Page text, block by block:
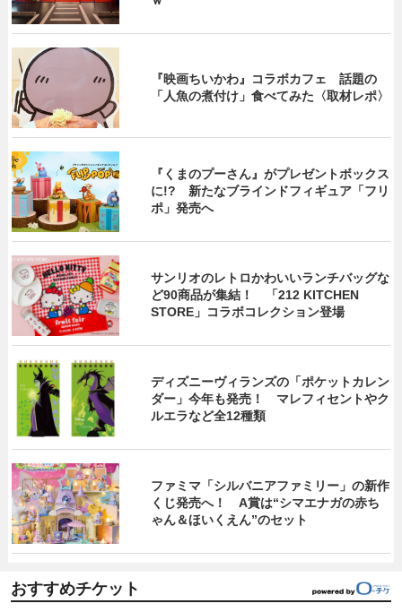
『映画ちいかわ』コラボカフェ 話題の
「人魚の煮付け」食べてみた〈取材レポ〉
『くまのプーさん』がプレゼントボックス
に!? 新たなブラインドフィギュア「フリ
ポ」発売へ
サンリオのレトロかわいいランチバッグな
ど90商品が集結！ 「212 KITCHEN
STORE」コラボコレクション登場
ディズニーヴィランズの「ポケットカレン
ダー」今年も発売！ マレフィセントやク
ルエラなど全12種類
ファミマ「シルバニアファミリー」の新作
くじ発売へ！ A賞は“シマエナガの赤ち
ゃん＆ほいくえん”のセット
おすすめチケット